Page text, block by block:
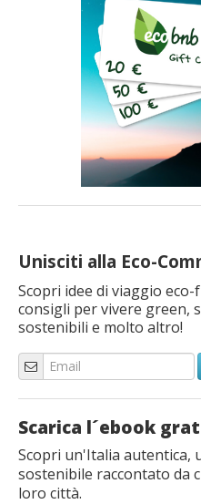
Unisciti alla Eco-
Scopri idee di viaggio eco-
consigli per vivere green,
sostenibili e molto altro!
Scarica l´ebook
Scopri un'Italia autentica,
sostenibile raccontato da
loro città.